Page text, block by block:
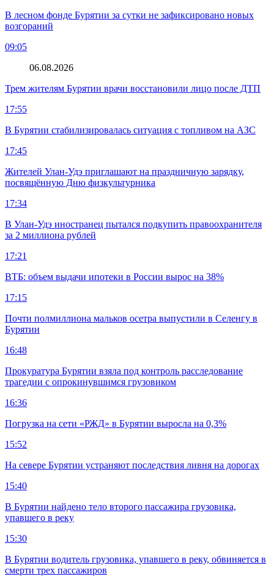
В лесном фонде Бурятии за сутки не зафиксировано новых
возгораний
09:05
06.08.2026
Трем жителям Бурятии врачи восстановили лицо после ДТП
17:55
В Бурятии стабилизировалась ситуация с топливом на АЗС
17:45
Жителей Улан-Удэ приглашают на праздничную зарядку,
посвящённую Дню физкультурника
17:34
В Улан-Удэ иностранец пытался подкупить правоохранителя
за 2 миллиона рублей
17:21
ВТБ: объем выдачи ипотеки в России вырос на 38%
17:15
Почти полмиллиона мальков осетра выпустили в Селенгу в
Бурятии
16:48
Прокуратура Бурятии взяла под контроль расследование
трагедии с опрокинувшимся грузовиком
16:36
Погрузка на сети «РЖД» в Бурятии выросла на 0,3%
15:52
На севере Бурятии устраняют последствия ливня на дорогах
15:40
В Бурятии найдено тело второго пассажира грузовика,
упавшего в реку
15:30
В Бурятии водитель грузовика, упавшего в реку, обвиняется в
смерти трех пассажиров